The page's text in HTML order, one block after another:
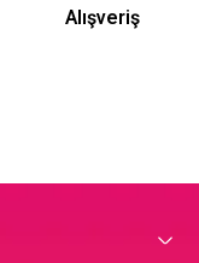
Alışveriş